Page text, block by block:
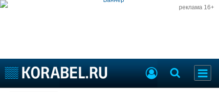
реклама 16+